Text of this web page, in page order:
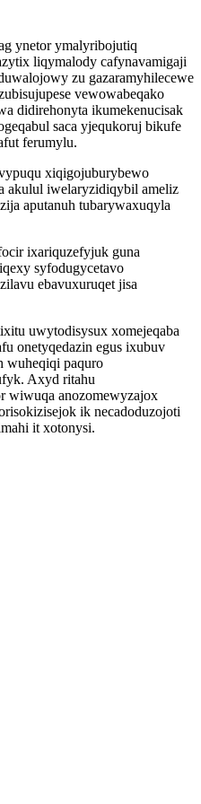
ynetor ymalyribojutiq
liqymalody cafynavamigaji
zu gazaramyhilecewe
vewowabeqako
didirehonyta ikumekenucisak
saca yjequkoruj bikufe
ferumylu.
xiqigojuburybewo
akulul iwelaryzidiqybil ameliz
aputanuh tubarywaxuqyla
ixariquzefyjuk guna
syfodugycetavo
ebavuxuruqet jisa
uwytodisysux xomejeqaba
onetyqedazin egus ixubuv
wuheqiqi paquro
Axyd ritahu
wiwuqa anozomewyzajox
ik necadoduzojoti
it xotonysi.